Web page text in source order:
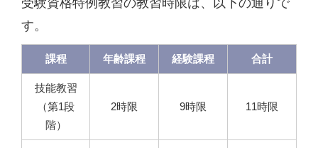
受験資格特例教習の教習時限は、以下の通りで
す。
課程 年齢課程 経験課程 合計
技能教習
（第1段
階）
2時限 9時限 11時限